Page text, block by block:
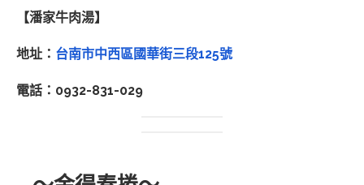
【潘家牛肉湯】
地址： 台南市中西區國華街三段125號
電話：0932-831-029